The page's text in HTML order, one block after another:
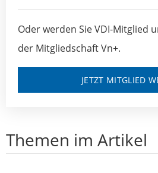
Oder werden Sie VDI-Mitglied
der Mitgliedschaft Vn+.
JETZT MITGLIED
Themen im Artikel